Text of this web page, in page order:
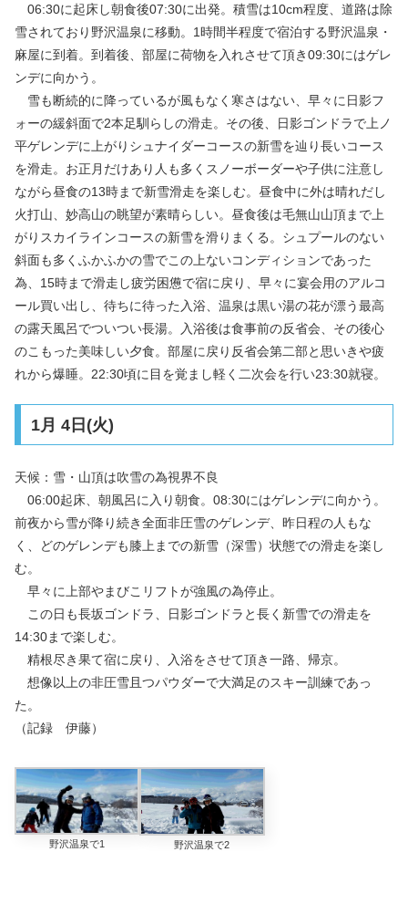
06:30に起床し朝食後07:30に出発。積雪は10cm程度、道路は除
雪されており野沢温泉に移動。1時間半程度で宿泊する野沢温泉・
麻屋に到着。到着後、部屋に荷物を入れさせて頂き09:30にはゲレ
ンデに向かう。
雪も断続的に降っているが風もなく寒さはない、早々に日影フ
ォーの緩斜面で2本足馴らしの滑走。その後、日影ゴンドラで上ノ
平ゲレンデに上がりシュナイダーコースの新雪を辿り長いコース
を滑走。お正月だけあり人も多くスノーボーダーや子供に注意し
ながら昼食の13時まで新雪滑走を楽しむ。昼食中に外は晴れだし
火打山、妙高山の眺望が素晴らしい。昼食後は毛無山山頂まで上
がりスカイラインコースの新雪を滑りまくる。シュプールのない
斜面も多くふかふかの雪でこの上ないコンディションであった
為、15時まで滑走し疲労困憊で宿に戻り、早々に宴会用のアルコ
ール買い出し、待ちに待った入浴、温泉は黒い湯の花が漂う最高
の露天風呂でついつい長湯。入浴後は食事前の反省会、その後心
のこもった美味しい夕食。部屋に戻り反省会第二部と思いきや疲
れから爆睡。22:30頃に目を覚まし軽く二次会を行い23:30就寝。
1月 4日(火)
天候：雪・山頂は吹雪の為視界不良
06:00起床、朝風呂に入り朝食。08:30にはゲレンデに向かう。
前夜から雪が降り続き全面非圧雪のゲレンデ、昨日程の人もな
く、どのゲレンデも膝上までの新雪（深雪）状態での滑走を楽し
む。
早々に上部やまびこリフトが強風の為停止。
この日も長坂ゴンドラ、日影ゴンドラと長く新雪での滑走を
14:30まで楽しむ。
精根尽き果て宿に戻り、入浴をさせて頂き一路、帰京。
想像以上の非圧雪且つパウダーで大満足のスキー訓練であっ
た。
（記録 伊藤）
野沢温泉で1 野沢温泉で2